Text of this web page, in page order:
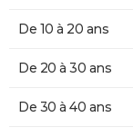
De 10 à 20 ans
De 20 à 30 ans
De 30 à 40 ans